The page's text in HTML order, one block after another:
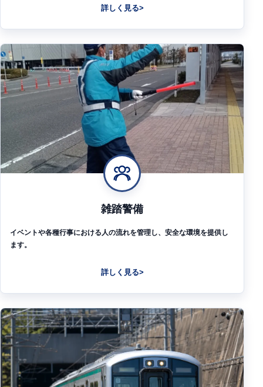
詳しく見る
雑踏警備
イベントや各種行事における人の流れを管理し、安全な環境を提供し
ます。
詳しく見る